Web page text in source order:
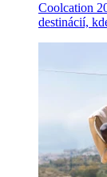
Coolcation
destinácií,